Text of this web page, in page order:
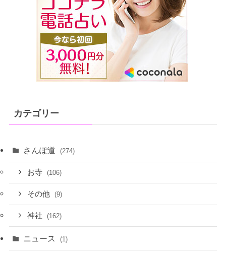
カテゴリー
さんぽ道 (274)
お寺 (106)
その他 (9)
神社 (162)
ニュース (1)